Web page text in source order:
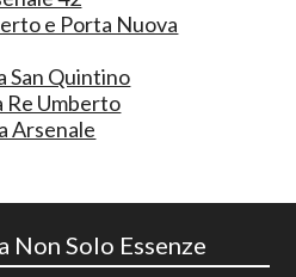
e Porta Nuova
San Quintino
Umberto
Arsenale
Non Solo Essenze